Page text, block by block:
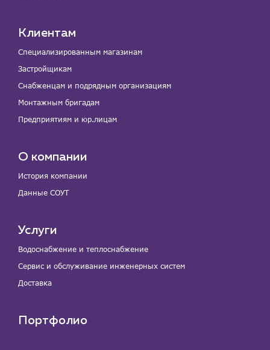
Клиентам
Специализированным магазинам
Застройщикам
Снабженцам и подрядным организациям
Монтажным бригадам
Предприятиям и юр.лицам
О компании
История компании
Данные СОУТ
Услуги
Водоснабжение и теплоснабжение
Сервис и обслуживание инженерных систем
Доставка
Портфолио